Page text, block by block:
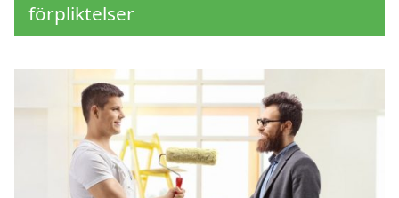
förpliktelser